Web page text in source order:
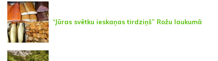
“Jūras svētku ieskaņas tirdziņš” Rožu laukumā